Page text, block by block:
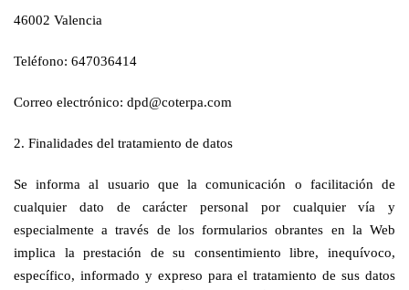
46002 Valencia
Teléfono: 647036414
Correo electrónico: dpd@coterpa.com
2. Finalidades del tratamiento de datos
Se informa al usuario que la comunicación o facilitación de
cualquier dato de carácter personal por cualquier vía y
especialmente a través de los formularios obrantes en la Web
implica la prestación de su consentimiento libre, inequívoco,
específico, informado y expreso para el tratamiento de sus datos